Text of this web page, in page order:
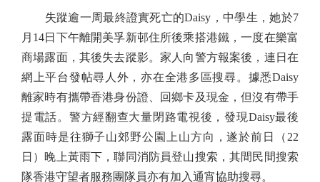
失蹤逾一周最終證實死亡的Daisy，中學生，她於7
月14日下午離開美孚新邨住所後乘搭港鐵，一度在樂富
商場露面，其後失去蹤影。家人向警方報案後，連日在
網上平台發帖尋人外，亦在全港多區搜尋。據悉Daisy
離家時有攜帶香港身份證、回鄉卡及現金，但沒有帶手
提電話。警方經翻查大量閉路電視後，發現Daisy最後
露面時是往獅子山郊野公園上山方向，遂於前日（22
日）晚上黃雨下，聯同消防員登山搜索，其間民間搜索
隊香港守望者服務團隊員亦有加入通宵協助搜尋。